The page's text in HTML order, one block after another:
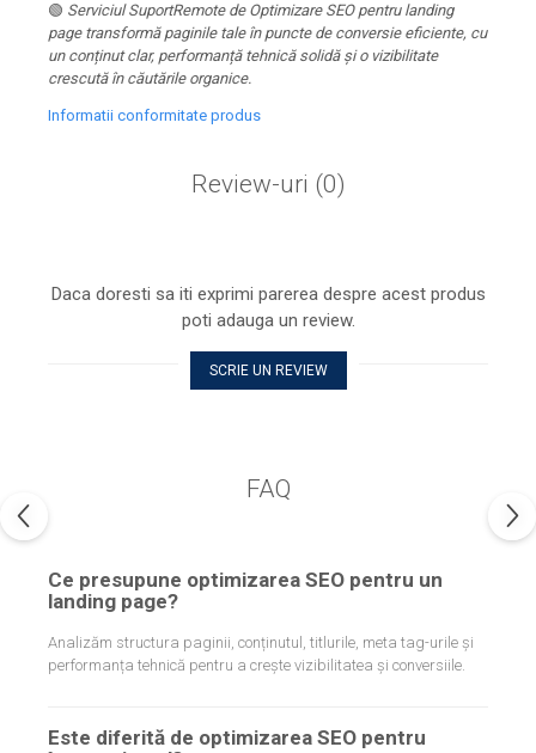
🟢 Serviciul SuportRemote de Optimizare SEO pentru landing
page transformă paginile tale în puncte de conversie eficiente, cu
un conținut clar, performanță tehnică solidă și o vizibilitate
crescută în căutările organice.
Informatii conformitate produs
Review-uri (0)
Daca doresti sa iti exprimi parerea despre acest produs
poti adauga un review.
SCRIE UN REVIEW
FAQ
Ce presupune optimizarea SEO pentru un
landing page?
Analizăm structura paginii, conținutul, titlurile, meta tag-urile și
performanța tehnică pentru a crește vizibilitatea și conversiile.
Este diferită de optimizarea SEO pentru